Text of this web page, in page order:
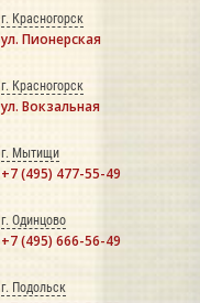
г. Красногорск
ул. Пионерская
г. Красногорск
ул. Вокзальная
г. Мытищи
+7 (495) 477-55-49
г. Одинцово
+7 (495) 666-56-49
г. Подольск